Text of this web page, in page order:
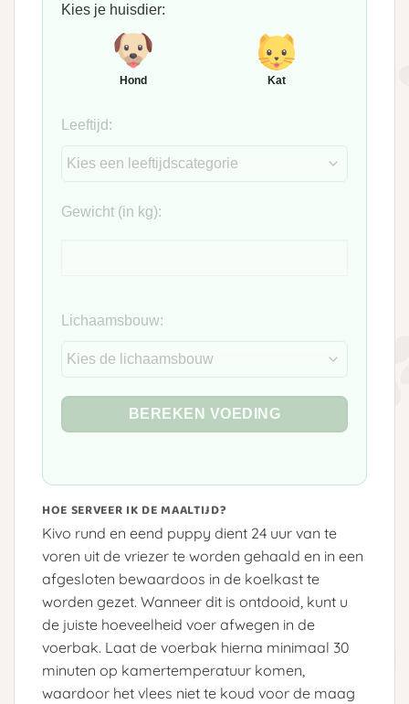
Kies je huisdier:
Hond Kat
Leeftijd:
Gewicht (in kg):
Lichaamsbouw:
BEREKEN VOEDING
HOE SERVEER IK DE MAALTIJD?
Kivo rund en eend puppy dient 24 uur van te
voren uit de vriezer te worden gehaald en in een
afgesloten bewaardoos in de koelkast te
worden gezet. Wanneer dit is ontdooid, kunt u
de juiste hoeveelheid voer afwegen in de
voerbak. Laat de voerbak hierna minimaal 30
minuten op kamertemperatuur komen,
waardoor het vlees niet te koud voor de maag